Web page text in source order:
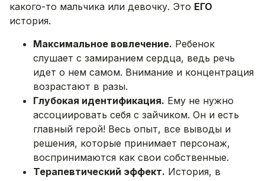
какого-то мальчика или девочку. Это ЕГО
история.
Максимальное вовлечение. Ребенок
слушает с замиранием сердца, ведь речь
идет о нем самом. Внимание и концентрация
возрастают в разы.
Глубокая идентификация. Ему не нужно
ассоциировать себя с зайчиком. Он и есть
главный герой! Весь опыт, все выводы и
решения, которые принимает персонаж,
воспринимаются как свои собственные.
Терапевтический эффект. История, в